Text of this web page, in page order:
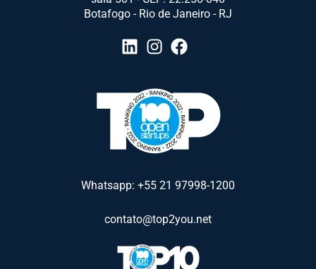
Botafogo - Rio de Janeiro - RJ
Whatsapp: +55 21 97998-1200
contato@top2you.net